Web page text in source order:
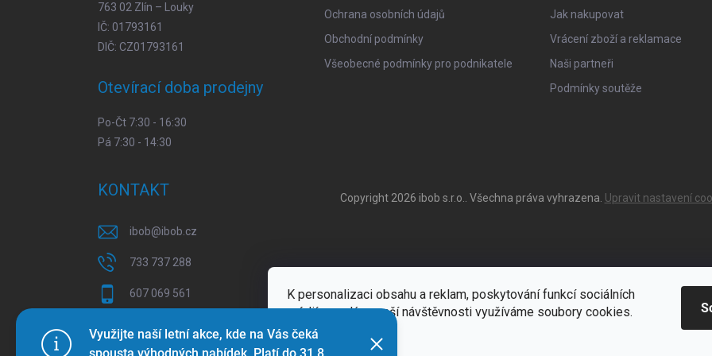
K personalizaci obsahu a reklam, poskytování funkcí sociálních
médií a analýze naší návštěvnosti využíváme soubory cookies.
Více informací
Využijte naší letní akce, kde na Vás čeká
763 02 Zlín – Louky
IČ: 01793161
DIČ: CZ01793161
Otevírací doba prodejny
Po-Čt 7:30 - 16:30
Pá 7:30 - 14:30
Ochrana osobních údajů
Obchodní podmínky
Všeobecné podmínky pro podnikatele
Jak nakupovat
Vrácení zboží a reklamace
Naši partneři
Podmínky soutěže
KONTAKT
ibob@ibob.cz
733 737 288
607 069 561
Copyright 2026 ibob s.r.o. . Všechna práva vyhrazena. Upravit nastavení